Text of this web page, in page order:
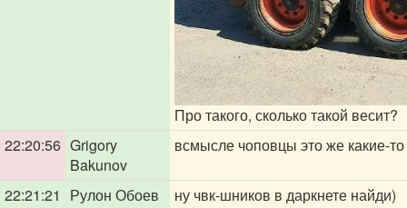
Про такого, сколько такой весит?
22:20:56 Grigory
Bakunov
всмысле чоповцы это же какие-
22:21:21 Рулон Обоев
ну чвк-шников в даркнете найди)